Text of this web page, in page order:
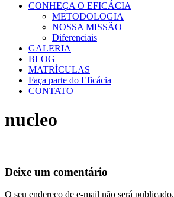
CONHEÇA O EFICÁCIA
METODOLOGIA
NOSSA MISSÃO
Diferenciais
GALERIA
BLOG
MATRÍCULAS
Faça parte do Eficácia
CONTATO
nucleo
Deixe um comentário
O seu endereço de e-mail não será publicado.